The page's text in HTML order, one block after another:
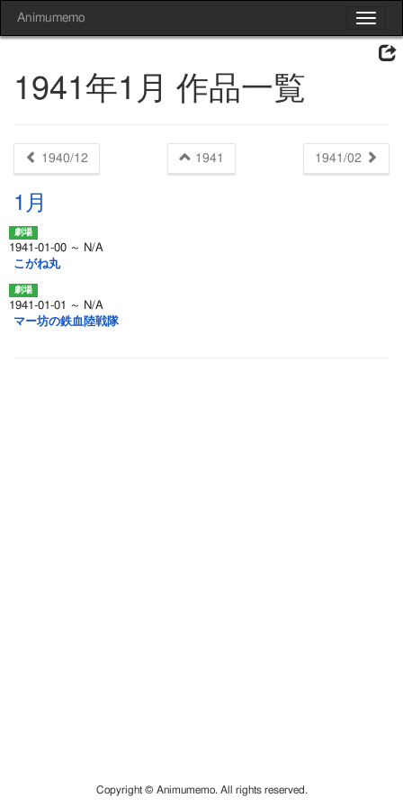
Toggle
Animumemo
1941年1月 作品一覧
1940/12 1941 1941/02
1月
1941-01-00 ～ N/A
こがね丸
1941-01-01 ～ N/A
マー坊の鉄血陸戦隊
Copyright © Animumemo. All rights reserved.